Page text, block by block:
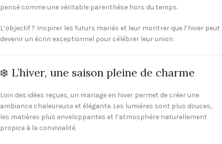
pensé comme une véritable parenthèse hors du temps.
L’objectif ? Inspirer les futurs mariés et leur montrer que l’hiver peut
devenir un écrin exceptionnel pour célébrer leur union.
❄️ L’hiver, une saison pleine de charme
Loin des idées reçues, un mariage en hiver permet de créer une
ambiance chaleureuse et élégante. Les lumières sont plus douces,
les matières plus enveloppantes et l’atmosphère naturellement
propice à la convivialité.